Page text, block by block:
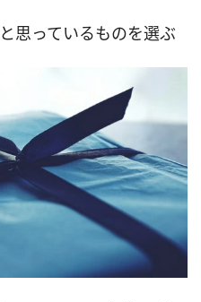
思っているものを選ぶ